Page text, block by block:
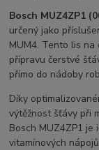
Bosch MUZ4ZP1
určený jako
MUM4. Tento lis
přípravu čerstvé
přímo do nádoby
Díky
výtěžnost šťávy při
Bosch MUZ4ZP1
vitamínových